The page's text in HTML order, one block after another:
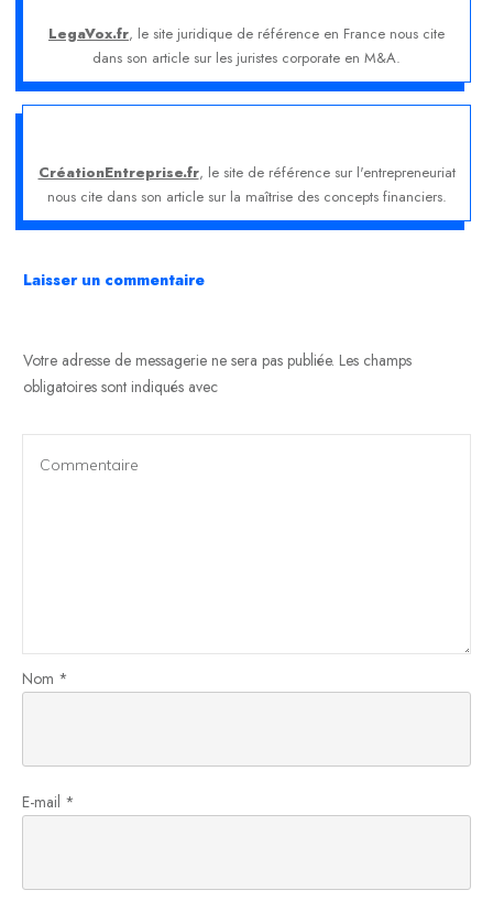
LegaVox.fr, le site juridique de référence en France nous cite
dans son article sur les juristes corporate en M&A.
CréationEntreprise.fr, le site de référence sur l'entrepreneuriat
nous cite dans son article sur la maîtrise des concepts financiers.
Laisser un commentaire
Votre adresse de messagerie ne sera pas publiée. Les champs
obligatoires sont indiqués avec
Nom *
E-mail *